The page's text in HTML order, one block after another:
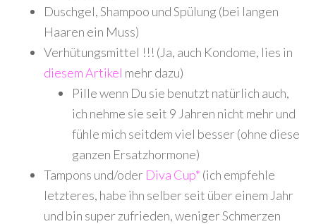
Duschgel, Shampoo und Spülung (bei langen
Haaren ein Muss)
Verhütungsmittel !!! (Ja, auch Kondome, lies in
diesem Artikel mehr dazu)
Pille wenn Du sie benutzt natürlich auch,
ich nehme sie seit 9 Jahren nicht mehr und
fühle mich seitdem viel besser (ohne diese
ganzen Ersatzhormone)
Tampons und/oder Diva Cup* (ich empfehle
letzteres, habe ihn selber seit über einem Jahr
und bin super zufrieden, weniger Schmerzen